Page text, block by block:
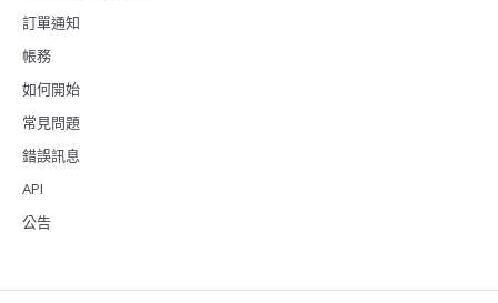
訂單通知
帳務
如何開始
常見問題
錯誤訊息
API
公告